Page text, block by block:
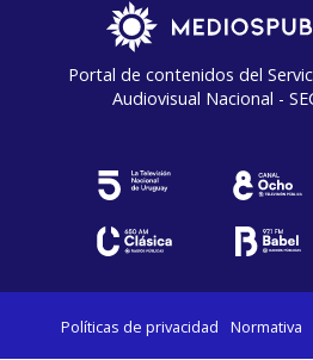
Portal de contenidos del
Audiovisual Nacional -
Políticas de privacidad Normativa